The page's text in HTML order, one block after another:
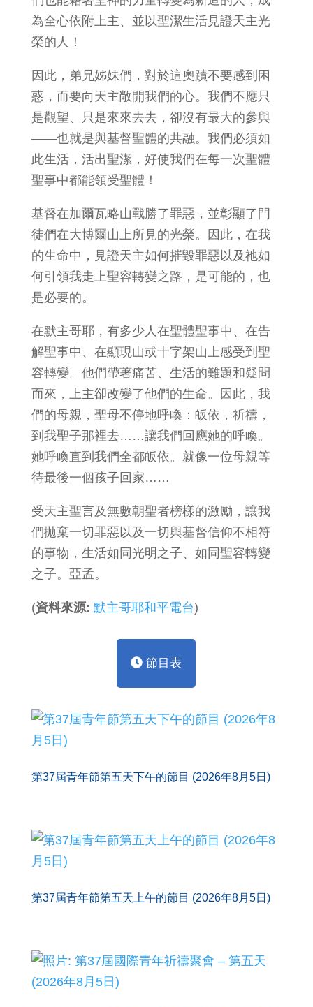
為全心依附上主、並以聖潔生活見證天主光
榮的人！
因此，弟兄姊妹們，對於這奧蹟不要感到困
惑，而要向天主敞開我們的心。我們不應只
是觀望、只是來來去去，卻沒有最大的參與
——也就是與基督聖體的共融。我們必須如
此生活，活出聖潔，好使我們在每一次聖體
聖事中都能領受聖體！
基督在加爾瓦略山戰勝了罪惡，並彰顯了門
徒們在大博爾山上所見的光榮。因此，在我
的生命中，見證天主如何摧毀罪惡以及祂如
何引領我走上聖容轉變之路，是可能的，也
是必要的。
在默主哥耶，有多少人在聖體聖事中、在告
解聖事中、在顯現山或十字架山上感受到聖
容轉變。他們帶著痛苦、生活的難題和疑問
而來，上主卻改變了他們的生命。因此，我
們的母親，聖母不停地呼喚：皈依，祈禱，
到我聖子那裡去……讓我們回應她的呼喚。
她呼喚直到我們全都皈依。就像一位母親等
待最後一個孩子回家……
受天主聖言及無數朝聖者榜樣的激勵，讓我
們拋棄一切罪惡以及一切與基督信仰不相符
的事物，生活如同光明之子、如同聖容轉變
之子。亞孟。
(資料來源: 默主哥耶和平電台)
節目表
第37屆青年節第五天下午的節目 (2026年8月5日)
第37屆青年節第五天上午的節目 (2026年8月5日)